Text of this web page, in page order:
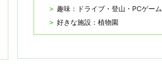
趣味：ドライブ・登山・PCゲーム
好きな施設：植物園